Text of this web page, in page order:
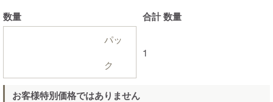
数量
パッ
ク
合計数量
1
お客様特別価格ではありません